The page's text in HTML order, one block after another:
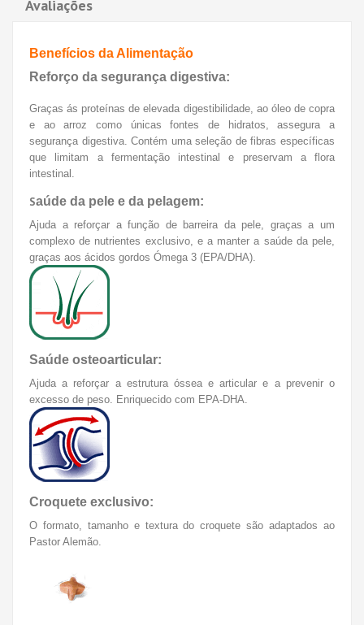
Avaliações
Benefícios da Alimentação
Reforço da segurança digestiva:
Graças ás proteínas de elevada digestibilidade, ao óleo de copra
e ao arroz como únicas fontes de hidratos, assegura a
segurança digestiva. Contém uma seleção de fibras específicas
que limitam a fermentação intestinal e preservam a flora
intestinal.
Saúde da pele e da pelagem:
Ajuda a reforçar a função de barreira da pele, graças a um
complexo de nutrientes exclusivo, e a manter a saúde da pele,
graças aos ácidos gordos Ómega 3 (EPA/DHA).
Saúde osteoarticular:
Ajuda a reforçar a estrutura óssea e articular e a prevenir o
excesso de peso. Enriquecido com EPA-DHA.
Croquete exclusivo:
O formato, tamanho e textura do croquete são adaptados ao
Pastor Alemão.